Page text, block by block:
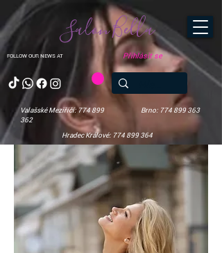
FOLLOW OUR NEWS AT
Salon Bella
Valašské Meziříčí: 774 899
362
Brno: 774 899 363
Hradec Králové: 774 899 364
Přihlásit se